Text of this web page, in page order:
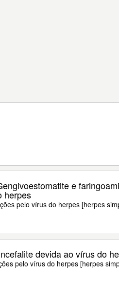
e
herpes
pelo vírus do herpes [herpes
devida ao vírus do
pelo vírus do herpes [herpes